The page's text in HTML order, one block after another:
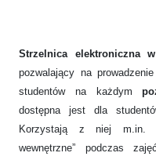
Strzelnica elektroniczna
pozwalający na
studentów na każdym
dostępna jest dla
Korzystają z niej m.in.
wewnętrzne” podczas